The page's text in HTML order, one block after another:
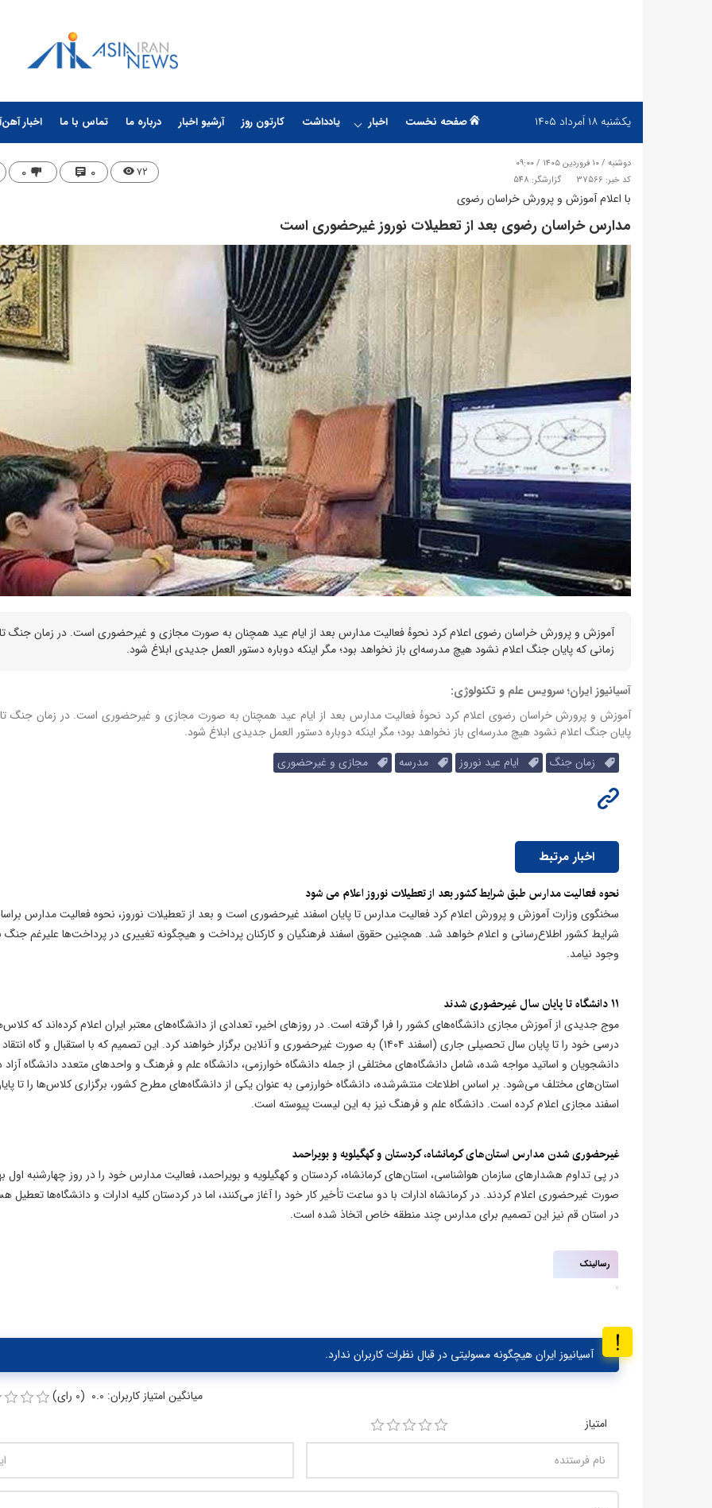
یکشنبه ۱۸ اَمرداد ۱۴۰۵ صفحه نخست اخبار یادداشت کارتون روز آرشیو اخبار درباره ما تماس با ما اخبار
دوشنبه / ۱۰ فروردین ۱۴۰۵ / ۰۹:۰۰
کد خبر: 37566
گزارشگر: 548 ۷۲ ۰ ۰
با اعلام آموزش و پرورش خراسان رضوی
​مدارس خراسان رضوی بعد از تعطیلات نوروز غیرحضوری است
آموزش و پرورش خراسان رضوی اعلام کرد نحوهٔ فعالیت مدارس بعد از ایام عید همچنان به صورت مجازی و غیرحضوری است. در زمان جنگ تا
زمانی که پایان جنگ اعلام نشود هیچ مدرسه‌ای باز نخواهد بود؛ مگر اینکه دوباره دستور العمل جدیدی ابلاغ شود.
آسیانیوز ایران؛ سرویس علم و تکنولوژی:
آموزش و پرورش خراسان رضوی اعلام کرد نحوهٔ فعالیت مدارس بعد از ایام عید همچنان به صورت مجازی و غیرحضوری است.در زمان جنگ
پایان جنگ اعلام نشود هیچ مدرسه‌ای باز نخواهد بود؛ مگر اینکه دوباره دستور العمل جدیدی ابلاغ شود.
زمان جنگ
ایام عید نوروز مدرسه مجازی و غیرحضوری
اخبار مرتبط
​نحوه فعالیت مدارس طبق شرایط کشور بعد از تعطیلات نوروز اعلام می شود
سخنگوی وزارت آموزش و پرورش اعلام کرد فعالیت‌ مدارس تا پایان اسفند غیرحضوری است و بعد از تعطیلات نوروز، نحوه فعالیت مدارس
شرایط کشور اطلاع‌رسانی و اعلام خواهد شد. همچنین حقوق اسفند فرهنگیان و کارکنان پرداخت و هیچگونه تغییری در پرداخت‌ها علیرغم جنگ
وجود نیامد.
۱۱ دانشگاه تا پایان سال غیرحضوری شدند
موج جدیدی از آموزش مجازی دانشگاه‌های کشور را فرا گرفته است. در روزهای اخیر، تعدادی از دانشگاه‌های معتبر ایران اعلام کرده‌اند که
درسی خود را تا پایان سال تحصیلی جاری (اسفند ۱۴۰۴) به صورت غیرحضوری و آنلاین برگزار خواهند کرد. این تصمیم که با استقبال و گاه انتقاد
دانشجویان و اساتید مواجه شده، شامل دانشگاه‌های مختلفی از جمله دانشگاه خوارزمی، دانشگاه علم و فرهنگ و واحدهای متعدد دانشگاه آزاد
استان‌های مختلف می‌شود. بر اساس اطلاعات منتشرشده، دانشگاه خوارزمی به عنوان یکی از دانشگاه‌های مطرح کشور، برگزاری کلاس‌ها را تا
اسفند مجازی اعلام کرده است. دانشگاه علم و فرهنگ نیز به این لیست پیوسته است.
غیرحضوری شدن مدارس استان‌های کرمانشاه، کردستان و کهگیلویه و بویراحمد
در پی تداوم هشدارهای سازمان هواشناسی، استان‌های کرمانشاه، کردستان و کهگیلویه و بویراحمد، فعالیت مدارس خود را در روز چهارشنبه اول
صورت غیرحضوری اعلام کردند. در کرمانشاه ادارات با دو ساعت تأخیر کار خود را آغاز می‌کنند، اما در کردستان کلیه ادارات و دانشگاه‌ها تعطیل
در استان قم نیز این تصمیم برای مدارس چند منطقه خاص اتخاذ شده است.
رسالینک
آسیانیوز ایران هیچگونه مسولیتی در قبال نظرات کاربران ندارد.
میانگین امتیاز کاربران: 0.0 (0 رای)
امتیاز